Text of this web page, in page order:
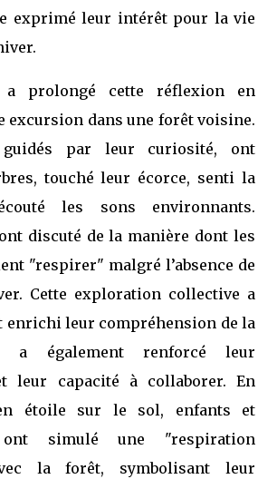
exprimé leur intérêt pour la vie
a prolongé cette réflexion en
excursion dans une forêt voisine.
guidés par leur curiosité, ont
touché leur écorce, senti la
les sons environnants.
discuté de la manière dont les
"respirer" malgré l’absence de
Cette exploration collective a
enrichi leur compréhension de la
a également renforcé leur
leur capacité à collaborer. En
en étoile sur le sol, enfants et
ont simulé une "respiration
la forêt, symbolisant leur